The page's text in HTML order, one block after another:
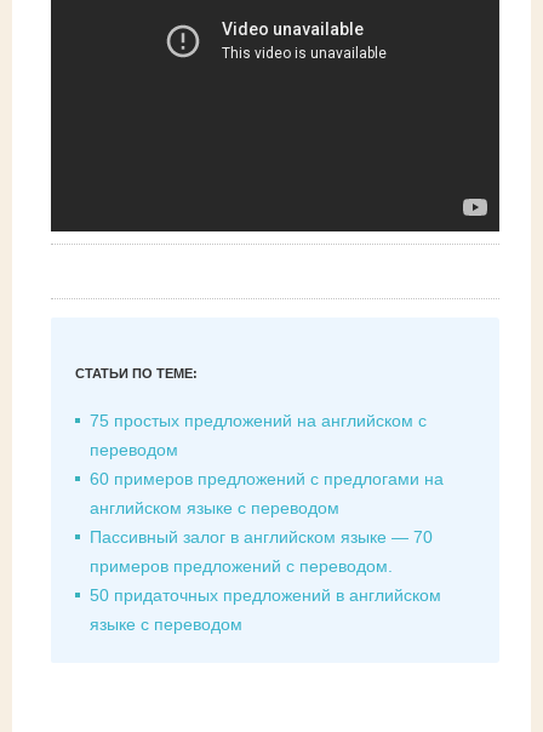
СТАТЬИ ПО ТЕМЕ:
75 простых предложений на английском с
переводом
60 примеров предложений с предлогами на
английском языке с переводом
Пассивный залог в английском языке — 70
примеров предложений с переводом.
50 придаточных предложений в английском
языке с переводом